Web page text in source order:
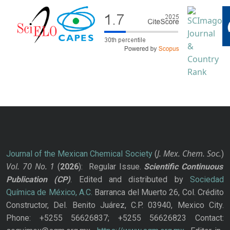
Journal of the Mexican Chemical Society(J. Mex. Chem. Soc.)
Vol. 70 No. 1 (2026): Regular Issue. Scientific Continuous
Publication
(CP). Edited and distributed bySociedad
Química de México, A.C. Barranca del Muerto 26, Col. Crédito
Constructor, Del. Benito Juárez, C.P. 03940, Mexico City.
Phone: +5255 56626837; +5255 56626823 Contact: